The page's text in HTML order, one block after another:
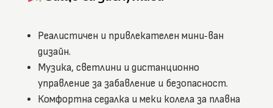
Реалистичен и привлекателен мини‑ван
дизайн.
Музика, светлини и дистанционно
управление за забавление и безопасност.
Комфортна седалка и меки колела за плавна